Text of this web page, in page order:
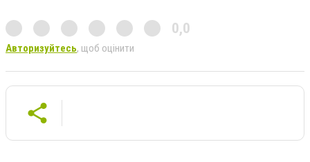
0,0
Авторизуйтесь, щоб оцінити